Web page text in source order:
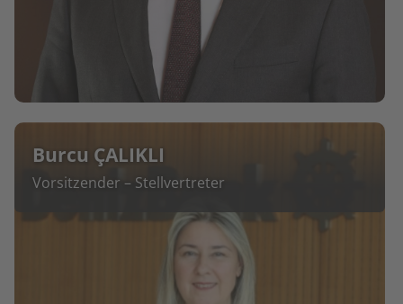
Burcu ÇALIKLI
Vorsitzender – Stellvertreter